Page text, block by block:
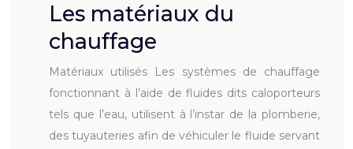
Les matériaux du
chauffage
Matériaux utilisés Les systèmes de chauffage
fonctionnant à l’aide de fluides dits caloporteurs
tels que l’eau, utilisent à l’instar de la plomberie,
des tuyauteries afin de véhiculer le fluide servant